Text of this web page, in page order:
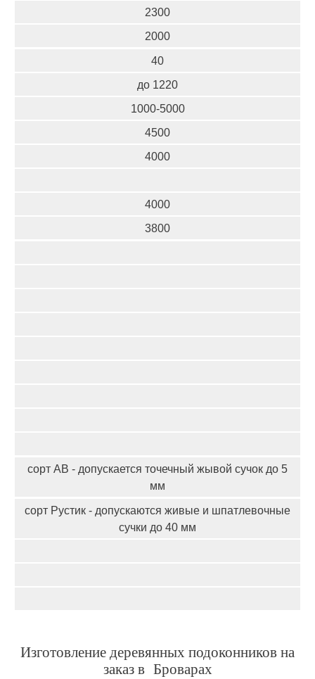
2300
2000
40
до 1220
1000-5000
4500
4000
4000
3800
сорт АВ - допускается точечный жывой сучок до 5
мм
сорт Рустик - допускаются живые и шпатлевочные
сучки до 40 мм
Изготовление деревянных подоконников на
заказ в Броварах